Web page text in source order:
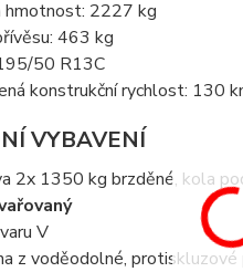
hmotnost: 2227 kg
463 kg
50 R13C
konstrukční rychlost: 130
VYBAVENÍ
2x 1350 kg brzděné, kola
V
z voděodolné,